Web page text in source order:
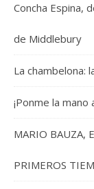
Concha Espina,
de Middlebury
La chambelona:
¡Ponme la
MARIO BAUZA,
PRIMEROS